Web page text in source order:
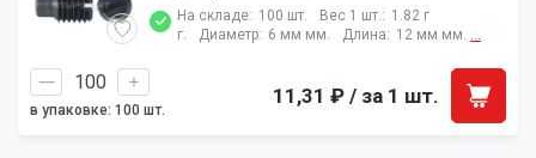
На складе: 100 шт. Вес 1 шт.: 1.82 г
г.
Диаметр: 6 мм мм. Длина: 12 мм мм. ...
в упаковке: 100 шт.
11,31 ₽ / за 1 шт.